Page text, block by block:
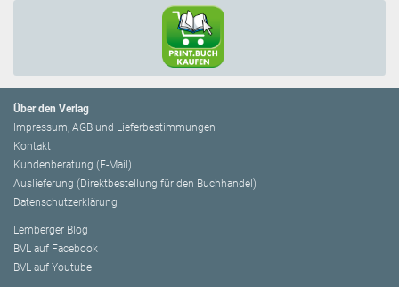
Über den Verlag
Impressum, AGB und Lieferbestimmungen
Kontakt
Kundenberatung (E-Mail)
Auslieferung (Direktbestellung für den Buchhandel)
Datenschutzerklärung
Lemberger Blog
BVL auf Facebook
BVL auf Youtube